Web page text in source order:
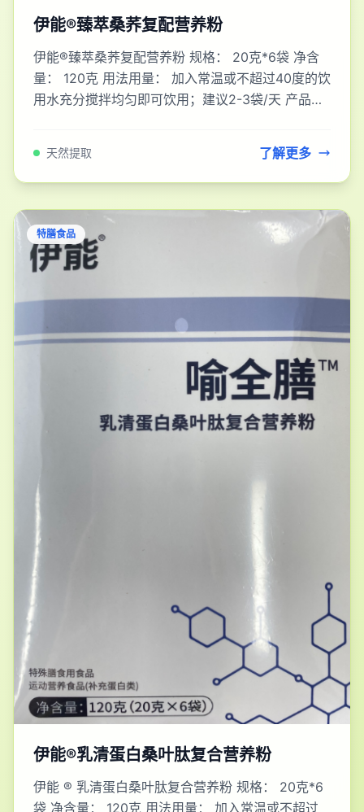
伊能®臻萃桑荞复配营养粉
伊能®臻萃桑荞复配营养粉 规格： 20克*6袋 净含
量： 120克 用法用量： 加入常温或不超过40度的饮
用水充分搅拌均匀即可饮用；建议2-3袋/天 产品功
天然提取 了解更多
特膳食品
伊能®乳清蛋白桑叶肽复合营养粉
伊能 ® 乳清蛋白桑叶肽复合营养粉 规格： 20克*6
袋 净含量： 120克 用法用量： 加入常温或不超过